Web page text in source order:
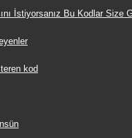
İstiyorsanız Bu Kodlar Size
kod